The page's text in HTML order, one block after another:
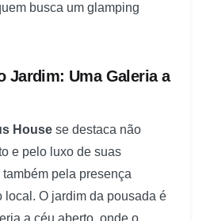
busca um glamping
Jardim: Uma Galeria a
House se destaca não
e pelo luxo de suas
pela presença
local. O jardim da pousada é
a céu aberto, onde o